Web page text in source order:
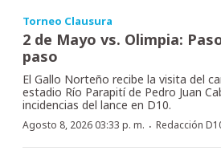
Torneo Clausura
2 de Mayo vs. Olimpia:
paso
El Gallo Norteño recibe la visita del
estadio Río Parapití de Pedro Juan
incidencias del lance en D10.
Agosto 8, 2026 03:33 p. m. · Redacción